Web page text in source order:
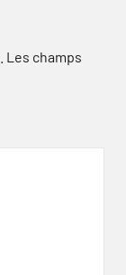
Les champs